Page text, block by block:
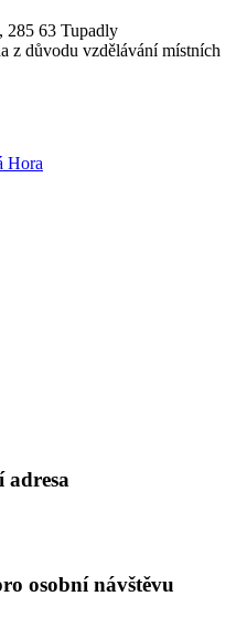
285 63 Tupadly
z důvodu vzdělávání místních
Hora
osobní návštěvu